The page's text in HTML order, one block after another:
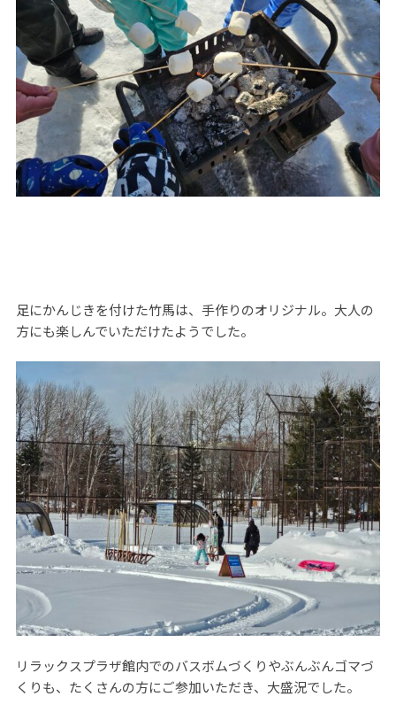
足にかんじきを付けた竹馬は、手作りのオリジナル。大人の
方にも楽しんでいただけたようでした。
リラックスプラザ館内でのバスボムづくりやぶんぶんゴマづ
くりも、たくさんの方にご参加いただき、大盛況でした。